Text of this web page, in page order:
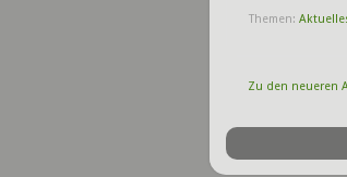
Themen:
Zu den neueren